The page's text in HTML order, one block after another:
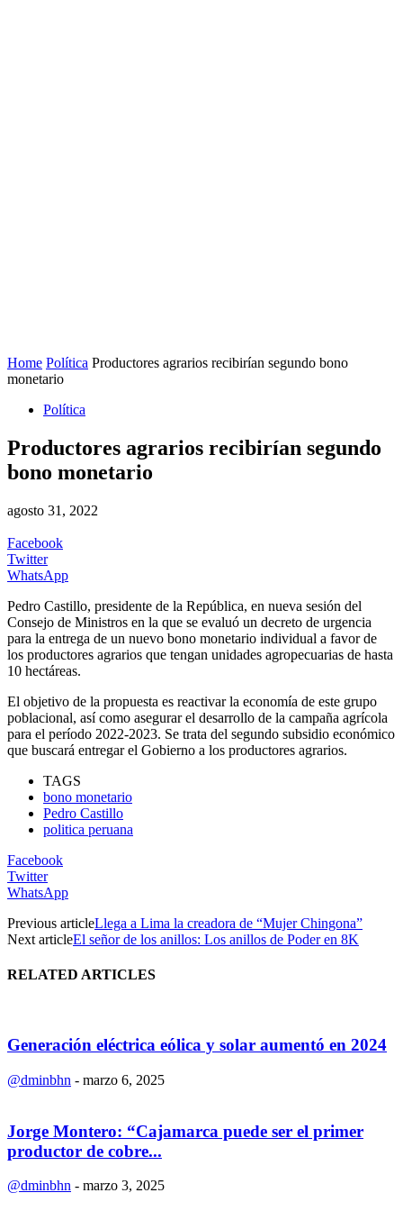
Home Política Productores agrarios recibirían segundo bono
monetario
Política
Productores agrarios recibirían segundo
bono monetario
agosto 31, 2022
Facebook
Twitter
WhatsApp
Pedro Castillo, presidente de la República, en nueva sesión del
Consejo de Ministros en la que se evaluó un decreto de urgencia
para la entrega de un nuevo bono monetario individual a favor de
los productores agrarios que tengan unidades agropecuarias de hasta
10 hectáreas.
El objetivo de la propuesta es reactivar la economía de este grupo
poblacional, así como asegurar el desarrollo de la campaña agrícola
para el período 2022-2023. Se trata del segundo subsidio económico
que buscará entregar el Gobierno a los productores agrarios.
TAGS
bono monetario
Pedro Castillo
politica peruana
Facebook
Twitter
WhatsApp
Previous articleLlega a Lima la creadora de “Mujer Chingona”
Next articleEl señor de los anillos: Los anillos de Poder en 8K
RELATED ARTICLES
Generación eléctrica eólica y solar aumentó en 2024
@dminbhn - marzo 6, 2025
Jorge Montero: “Cajamarca puede ser el primer
productor de cobre...
@dminbhn - marzo 3, 2025